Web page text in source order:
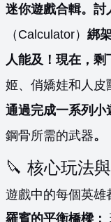
迷你遊戲合輯。討
（Calculator） 綁
人能及！現在，
姬、俏嬌娃和人皮
通過完成一系列小
鋼骨所需的武器。
🔪 核心玩法
遊戲中的每個英雄
羅賓的平衡橋樑：